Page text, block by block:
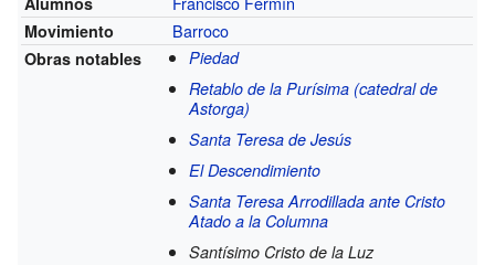
Movimiento Barroco
Obras notables
Piedad
Retablo de la Purísima (catedral de
Astorga)
Santa Teresa de Jesús
El Descendimiento
Santa Teresa Arrodillada ante Cristo
Atado a la Columna
Santísimo Cristo de la Luz